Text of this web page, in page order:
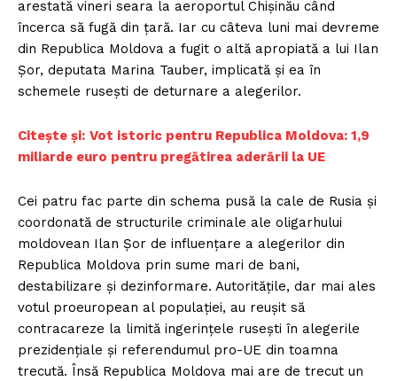
arestată vineri seara la aeroportul Chișinău când
încerca să fugă din țară. Iar cu câteva luni mai devreme
din Republica Moldova a fugit o altă apropiată a lui Ilan
Șor, deputata Marina Tauber, implicată și ea în
schemele rusești de deturnare a alegerilor.
Citește și: Vot istoric pentru Republica Moldova: 1,9
miliarde euro pentru pregătirea aderării la UE
Cei patru fac parte din schema pusă la cale de Rusia și
coordonată de structurile criminale ale oligarhului
moldovean Ilan Șor de influențare a alegerilor din
Republica Moldova prin sume mari de bani,
destabilizare și dezinformare. Autoritățile, dar mai ales
votul proeuropean al populației, au reușit să
contracareze la limită ingerințele rusești în alegerile
prezidențiale și referendumul pro-UE din toamna
trecută. Însă Republica Moldova mai are de trecut un